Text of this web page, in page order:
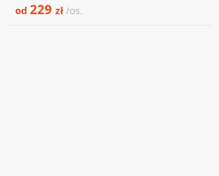
od 229 zł/os.